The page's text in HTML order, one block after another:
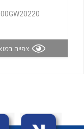
00GW20220
צפייה